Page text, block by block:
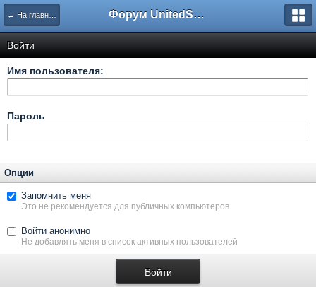
← На главную Форум UnitedSouth
Войти
Имя пользователя:
Пароль
Опции
Запомнить меня
Это не рекомендуется для публичных компьютеров
Войти анонимно
Не добавлять меня в список активных пользователей